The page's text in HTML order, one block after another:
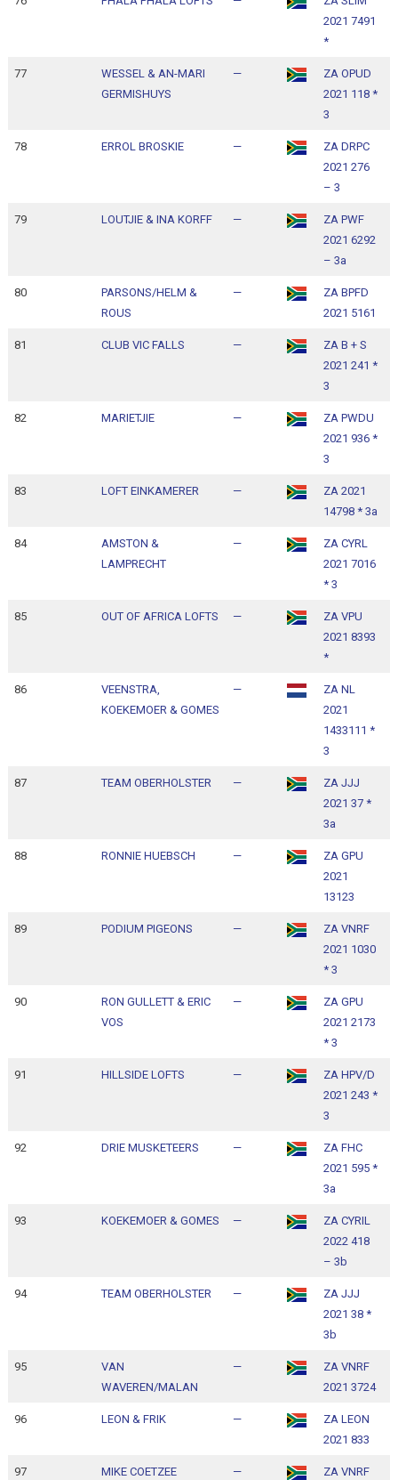
2021 7491
*
77
WESSEL & AN-MARI
GERMISHUYS
—
ZA OPUD
2021 118 *
3
78 ERROL BROSKIE —
ZA DRPC
2021 276
– 3
79 LOUTJIE & INA KORFF —
ZA PWF
2021 6292
– 3a
80
PARSONS/HELM &
ROUS
—
ZA BPFD
2021 5161
81 CLUB VIC FALLS —
ZA B + S
2021 241 *
3
82 MARIETJIE —
ZA PWDU
2021 936 *
3
83 LOFT EINKAMERER —
ZA 2021
14798 * 3a
84
AMSTON &
LAMPRECHT
—
ZA CYRL
2021 7016
* 3
85 OUT OF AFRICA LOFTS —
ZA VPU
2021 8393
*
86
VEENSTRA,
KOEKEMOER & GOMES
—
ZA NL
2021
1433111 *
3
87 TEAM OBERHOLSTER —
ZA JJJ
2021 37 *
3a
88 RONNIE HUEBSCH —
ZA GPU
2021
13123
89 PODIUM PIGEONS —
ZA VNRF
2021 1030
* 3
90
RON GULLETT & ERIC
VOS
—
ZA GPU
2021 2173
* 3
91 HILLSIDE LOFTS —
ZA HPV/D
2021 243 *
3
92 DRIE MUSKETEERS —
ZA FHC
2021 595 *
3a
93 KOEKEMOER & GOMES —
ZA CYRIL
2022 418
– 3b
94 TEAM OBERHOLSTER —
ZA JJJ
2021 38 *
3b
95
VAN
WAVEREN/MALAN
—
ZA VNRF
2021 3724
96 LEON & FRIK —
ZA LEON
2021 833
97 MIKE COETZEE —
ZA VNRF